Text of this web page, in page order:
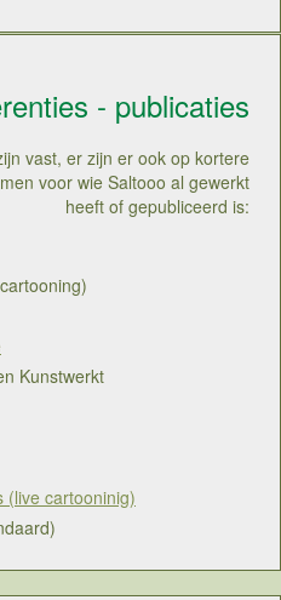
- publicaties
vast, er zijn er ook op kortere
voor wie Saltooo al gewerkt
heeft of gepubliceerd is:
Kunstwerkt
(live cartooninig)